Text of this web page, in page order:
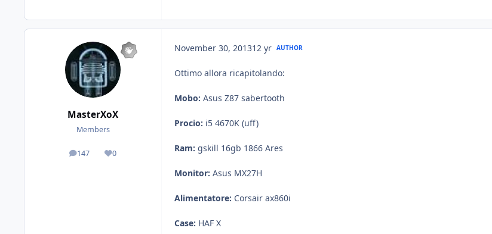
MasterXoX
Members
147
posts 0
Reputation
November 30, 201312 yr AUTHOR
Ottimo allora ricapitolando:
Mobo: Asus Z87 sabertooth
Procio: i5 4670K (uff)
Ram: gskill 16gb 1866 Ares
Monitor: Asus MX27H
Alimentatore: Corsair ax860i
Case: HAF X